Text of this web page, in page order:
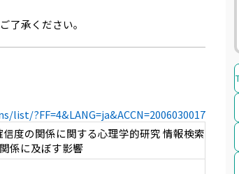
了承ください。
?FF=4&LANG=ja&ACCN=2006030017
度の関係に関する心理学的研究 情報検索
係に及ぼす影響